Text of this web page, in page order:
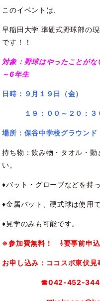
このイベントは、
早稲田大学 準硬式野球部の
です！！
対象：野球はやったことが
～6年生
日時：９ 月１９日（金）
１９：００～２０：３
場所 ：保谷中学校グラウンド
持ち物：飲み物・タオル・動
い。
♦バット・グローブなどを持
♦金属バット、硬式球は使用
♦見学のみも可能です。
※参加費無料！ ⇩要事前申
お申し込み：ココスポ東伏見
☎042-452-